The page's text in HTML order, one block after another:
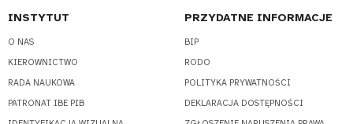
INSTYTUT
O NAS
KIEROWNICTWO
RADA NAUKOWA
PATRONAT IBE PIB
PRZYDATNE INFORMACJE
BIP
RODO
POLITYKA PRYWATNOŚCI
DEKLARACJA DOSTĘPNOŚCI